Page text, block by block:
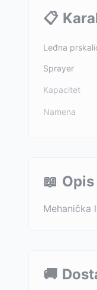
📋
Leđna
Sprayer
Kapacitet
Namena
📖
Mehanička
🚚